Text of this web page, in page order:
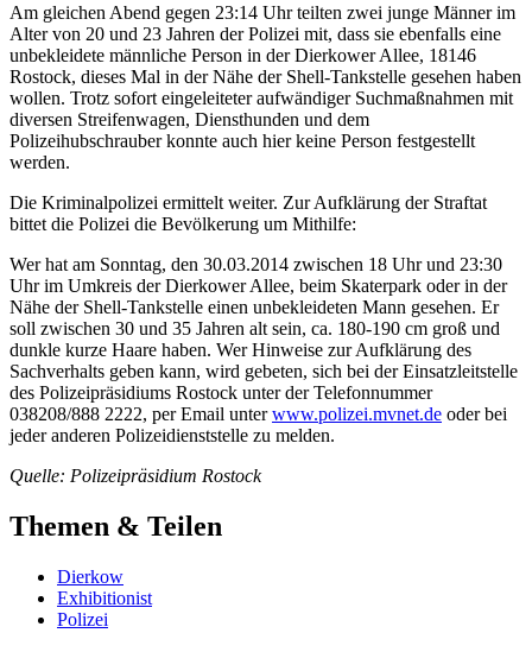
Am gleichen Abend gegen 23:14 Uhr teilten zwei junge Männer im
Alter von 20 und 23 Jahren der Polizei mit, dass sie ebenfalls eine
unbekleidete männliche Person in der Dierkower Allee, 18146
Rostock, dieses Mal in der Nähe der Shell-Tankstelle gesehen haben
wollen. Trotz sofort eingeleiteter aufwändiger Suchmaßnahmen mit
diversen Streifenwagen, Diensthunden und dem
Polizeihubschrauber konnte auch hier keine Person festgestellt
werden.
Die Kriminalpolizei ermittelt weiter. Zur Aufklärung der Straftat
bittet die Polizei die Bevölkerung um Mithilfe:
Wer hat am Sonntag, den 30.03.2014 zwischen 18 Uhr und 23:30
Uhr im Umkreis der Dierkower Allee, beim Skaterpark oder in der
Nähe der Shell-Tankstelle einen unbekleideten Mann gesehen. Er
soll zwischen 30 und 35 Jahren alt sein, ca. 180-190 cm groß und
dunkle kurze Haare haben. Wer Hinweise zur Aufklärung des
Sachverhalts geben kann, wird gebeten, sich bei der Einsatzleitstelle
des Polizeipräsidiums Rostock unter der Telefonnummer
038208/888 2222, per Email unterwww.polizei.mvnet.de oder bei
jeder anderen Polizeidienststelle zu melden.
Quelle: Polizeipräsidium Rostock
Themen & Teilen
Dierkow
Exhibitionist
Polizei